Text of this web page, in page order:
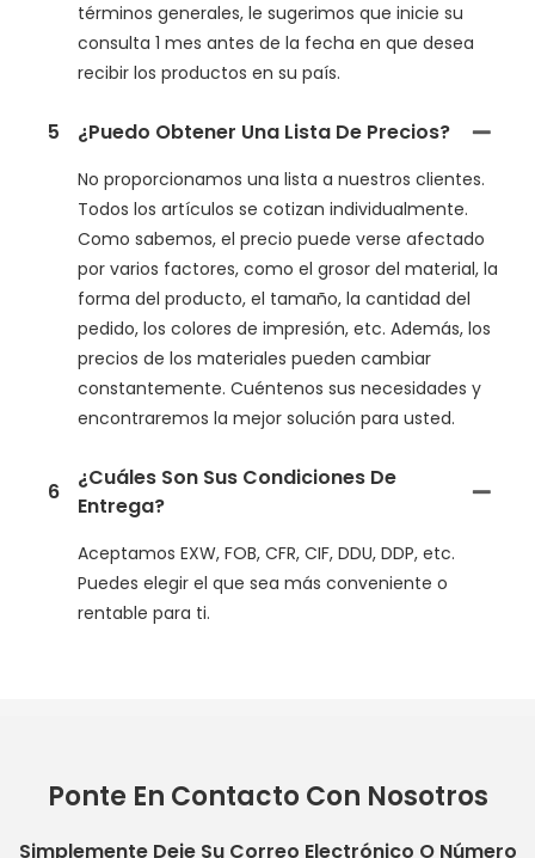
términos generales, le sugerimos que inicie su
consulta 1 mes antes de la fecha en que desea
recibir los productos en su país.
5 ¿Puedo Obtener Una Lista De Precios?
No proporcionamos una lista a nuestros clientes.
Todos los artículos se cotizan individualmente.
Como sabemos, el precio puede verse afectado
por varios factores, como el grosor del material, la
forma del producto, el tamaño, la cantidad del
pedido, los colores de impresión, etc. Además, los
precios de los materiales pueden cambiar
constantemente. Cuéntenos sus necesidades y
encontraremos la mejor solución para usted.
6
¿Cuáles Son Sus Condiciones De
Entrega?
Aceptamos EXW, FOB, CFR, CIF, DDU, DDP, etc.
Puedes elegir el que sea más conveniente o
rentable para ti.
Ponte En Contacto Con Nosotros
Simplemente Deje Su Correo Electrónico O Número